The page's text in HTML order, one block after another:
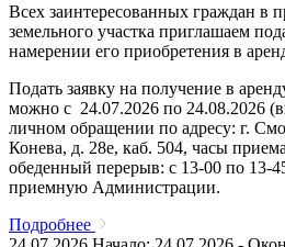
Всех заинтересованных граждан в
земельного участка приглашаем
намерении его приобретения в
Подать заявку на получение в
можно с 24.07.2026 по 24.08.2026
личном обращении по адресу: г.
Конева, д. 28е, каб. 504, часы
обеденный перерыв: с 13-00 по 13-
приемную Администрации.
Подробнее